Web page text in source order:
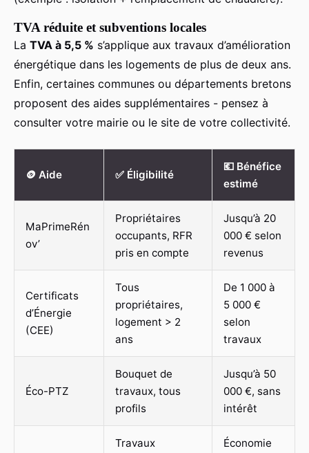
TVA réduite et subventions locales
La TVA à 5,5 % s’applique aux travaux d’amélioration
énergétique dans les logements de plus de deux ans.
Enfin, certaines communes ou départements bretons
proposent des aides supplémentaires - pensez à
consulter votre mairie ou le site de votre collectivité.
🪙 Aide ✅ Éligibilité
💶 Bénéfice
estimé
MaPrimeRén
ov’
Propriétaires
occupants, RFR
pris en compte
Jusqu’à 20
000 € selon
revenus
Certificats
d’Énergie
(CEE)
Tous
propriétaires,
logement > 2
ans
De 1 000 à
5 000 €
selon
travaux
Éco-PTZ
Bouquet de
travaux, tous
profils
Jusqu’à 50
000 €, sans
intérêt
Travaux
Économie